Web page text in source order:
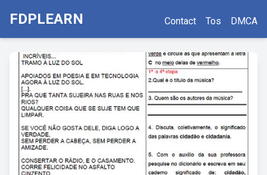
FDPLEARN Contact Tos DMCA